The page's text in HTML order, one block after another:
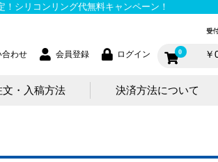
！シリコンリング代無料キャンペーン！
合わせ 会員登録 ログイン 0 ￥
文・入稿方法 決済方法について